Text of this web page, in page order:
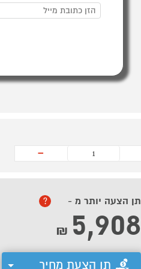
-
תן הצעה יותר מ - ?
5,908
₪
תן הצעת מחיר